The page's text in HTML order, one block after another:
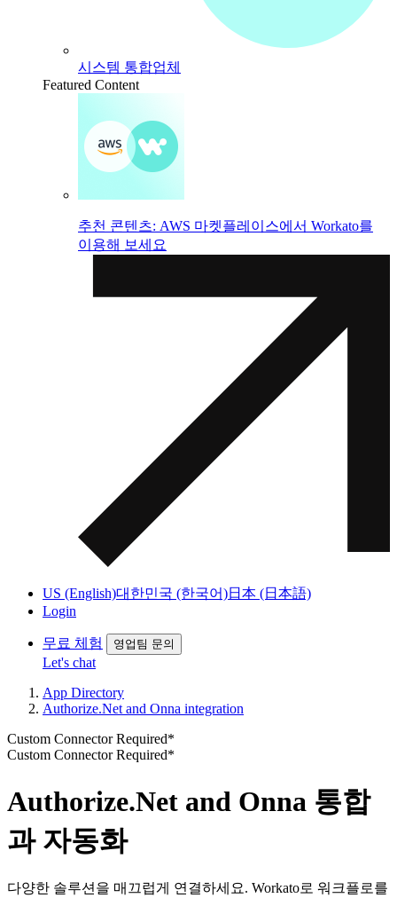
시스템 통합업체
Featured Content
추천 콘텐츠: AWS 마켓플레이스에서 Workato를
이용해 보세요
US (English)대한민국 (한국어)日本 (日本語)
Login
무료 체험 영업팀 문의
Let's chat
App Directory
Authorize.Net and Onna integration
Custom Connector Required*
Custom Connector Required*
Authorize.Net and Onna 통합
과 자동화
다양한 솔루션을 매끄럽게 연결하세요. Workato로 워크플로를